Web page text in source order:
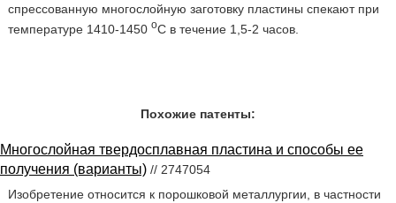
спрессованную многослойную заготовку пластины спекают при
температуре 1410-1450 оС в течение 1,5-2 часов.
Похожие патенты:
Многослойная твердосплавная пластина и способы ее
получения (варианты) // 2747054
Изобретение относится к порошковой металлургии, в частности